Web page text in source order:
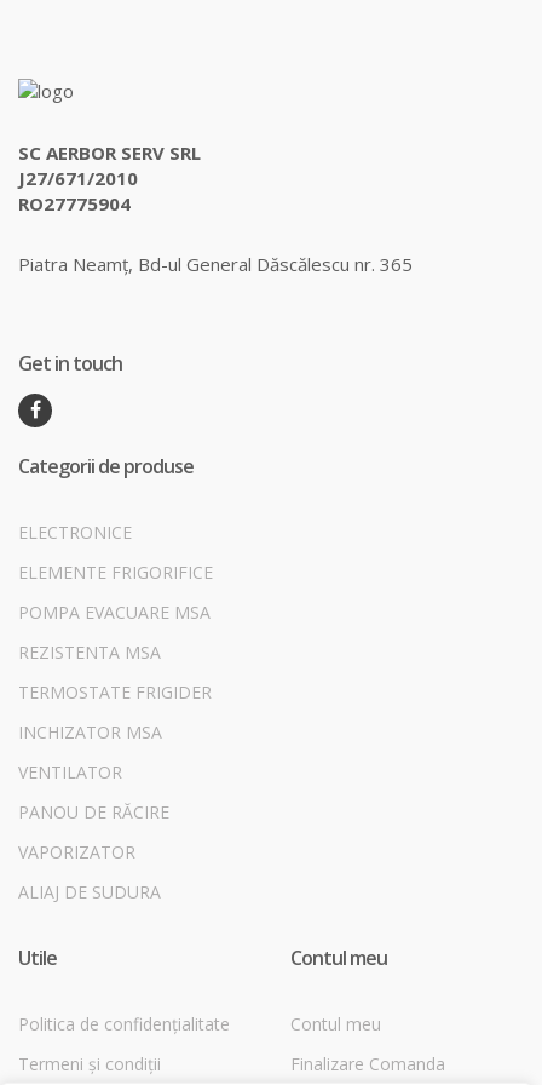
SC AERBOR SERV SRL
J27/671/2010
RO27775904
Piatra Neamț, Bd-ul General Dăscălescu nr. 365
Get in touch
Categorii de produse
ELECTRONICE
ELEMENTE FRIGORIFICE
POMPA EVACUARE MSA
REZISTENTA MSA
TERMOSTATE FRIGIDER
INCHIZATOR MSA
VENTILATOR
PANOU DE RĂCIRE
VAPORIZATOR
ALIAJ DE SUDURA
Utile
Politica de confidențialitate
Termeni și condiții
Contul meu
Contul meu
Finalizare Comanda